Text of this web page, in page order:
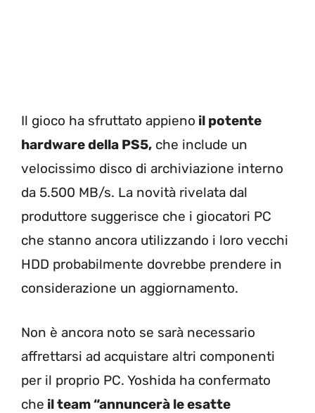
Il gioco ha sfruttato appieno il potente
hardware della PS5, che include un
velocissimo disco di archiviazione interno
da 5.500 MB/s. La novità rivelata dal
produttore suggerisce che i giocatori PC
che stanno ancora utilizzando i loro vecchi
HDD probabilmente dovrebbe prendere in
considerazione un aggiornamento.
Non è ancora noto se sarà necessario
affrettarsi ad acquistare altri componenti
per il proprio PC. Yoshida ha confermato
che il team “annuncerà le esatte